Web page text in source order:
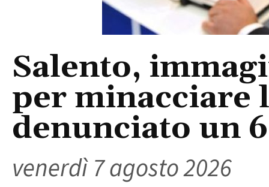
Salento,
per minacciare
denunciato un
venerdì 7 agosto 2026